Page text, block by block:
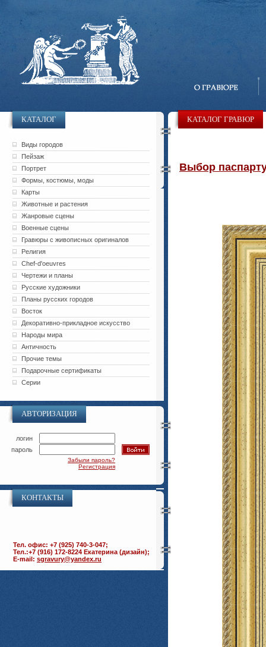
КАТАЛОГ
Виды городов
Пейзаж
Портрет
Формы, костюмы, моды
Карты
Животные и растения
Жанровые сцены
Военные сцены
Гравюры с живописных оригиналов
Религия
Chef-d'oeuvres
Чертежи и планы
Русские художники
Планы русских городов
Восток
Декоративно-прикладное искусство
Народы мира
Античность
Прочие темы
Подарочные сертификаты
Серии
АВТОРИЗАЦИЯ
логин
пароль
Забыли пароль?
Регистрация
КОНТАКТЫ
Тел. офис: +7 (925) 740-3-047;
Тел.:+7 (916) 172-8224 Екатерина (дизайн);
E-mail: sgravury@yandex.ru
КАТАЛОГ ГРАВЮР
Выбор